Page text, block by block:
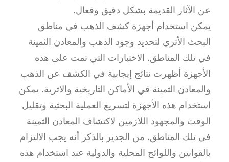
عن الآثار القديمة بشكل دقيق وفعال.
يمكن استخدام أجهزة كشف الذهب في مناطق
البحث الأثري لتحديد وجود الذهب والمعادن الثمينة
في تلك المناطق. الاختبارات التي تمت على هذه
الأجهزة أظهرت نتائج إيجابية في الكشف عن الذهب
والمعادن الثمينة في الأماكن التاريخية والاثرية. يمكن
استخدام هذه الأجهزة لتسريع العملية البحثية وتقليل
الوقت والمجهود اللازمين لاكتشاف المعادن الثمينة
في تلك المناطق. من الجدير بالذكر أنه يجب الالتزام
بالقوانين واللوائح المحلية والدولية عند استخدام هذه